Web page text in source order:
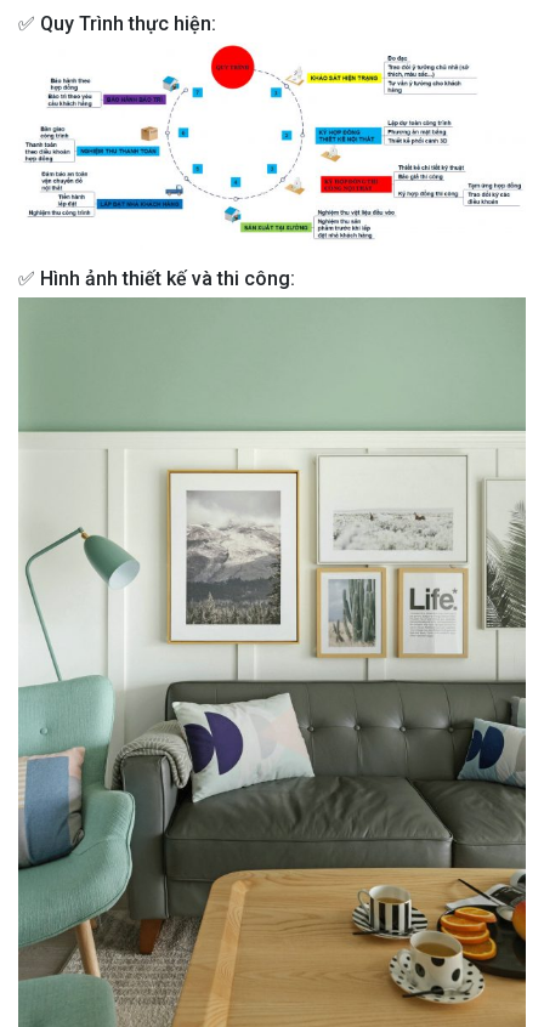
✅ Quy Trình thực hiện:
✅ Hình ảnh thiết kế và thi công: